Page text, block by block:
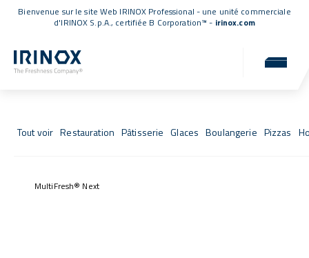
Bienvenue sur le site Web IRINOX Professional - une unité commerciale
d'IRINOX S.p.A., certifiée B Corporation™ - irinox.com
Tout voir Restauration Pâtisserie Glaces Boulangerie Pizzas
MultiFresh® Next